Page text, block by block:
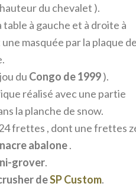
du chevalet ).
table à gauche et à droite à
masquée par la plaque de
du Congo de 1999).
réalisé avec une partie
la planche de snow.
frettes , dont une frettes
nacre abalone.
grover.
deSP Custom.